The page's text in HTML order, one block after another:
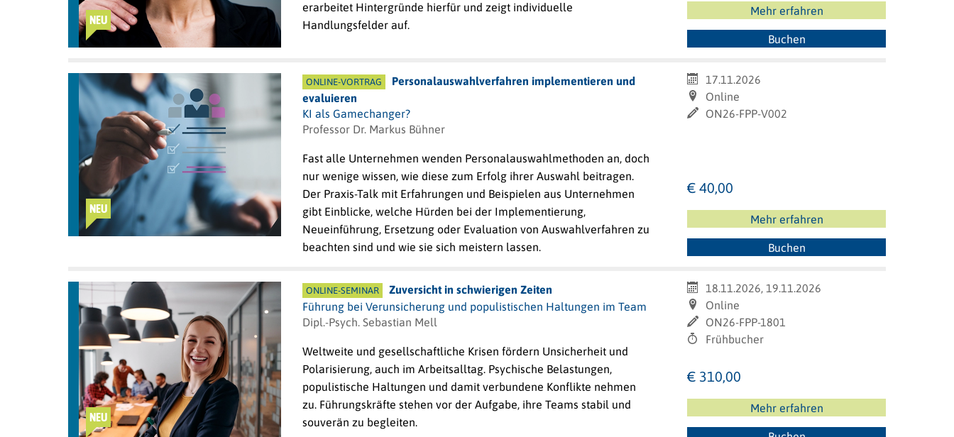
NEU
erarbeitet Hintergründe hierfür und zeigt individuelle
Handlungsfelder auf.
Mehr erfahren
Buchen
NEU
ONLINE-VORTRAG
Personalauswahlverfahren implementieren und
evaluieren
KI als Gamechanger?
Professor Dr. Markus Bühner
Fast alle Unternehmen wenden Personalauswahlmethoden an, doch
nur wenige wissen, wie diese zum Erfolg ihrer Auswahl beitragen.
Der Praxis-Talk mit Erfahrungen und Beispielen aus Unternehmen
gibt Einblicke, welche Hürden bei der Implementierung,
Neueinführung, Ersetzung oder Evaluation von Auswahlverfahren zu
beachten sind und wie sie sich meistern lassen.
17.11.2026
Online
ON26-FPP-V002
€ 40,00
Mehr erfahren
Buchen
NEU
ONLINE-SEMINAR
Zuversicht in schwierigen Zeiten
Führung bei Verunsicherung und populistischen Haltungen im Team
Dipl.-Psych. Sebastian Mell
Weltweite und gesellschaftliche Krisen fördern Unsicherheit und
Polarisierung, auch im Arbeitsalltag. Psychische Belastungen,
populistische Haltungen und damit verbundene Konflikte nehmen
zu. Führungskräfte stehen vor der Aufgabe, ihre Teams stabil und
souverän zu begleiten.
18.11.2026, 19.11.2026
Online
ON26-FPP-1801
Frühbucher
€ 310,00
Mehr erfahren